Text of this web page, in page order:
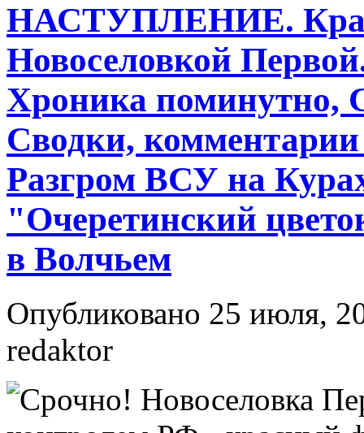
НАСТУПЛЕНИЕ.
Новоселовкой
Хроника
Сводки, комментарии
Разгром ВСУ на
"Очеретинский
в Волчьем
Опубликовано 25 июля,
redaktor